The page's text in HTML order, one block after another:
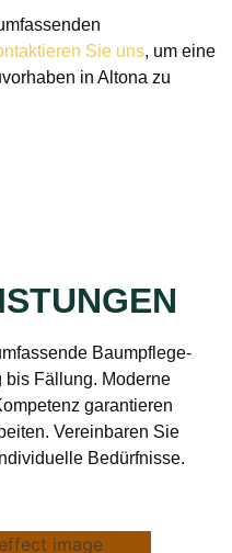
Sie uns, um eine
in Altona zu
Baumpflege-
bis Fällung. Moderne
garantieren
Vereinbaren Sie
Bedürfnisse.